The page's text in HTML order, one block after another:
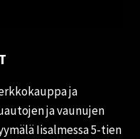
ja
ja vaunujen
Iisalmessa 5-tien